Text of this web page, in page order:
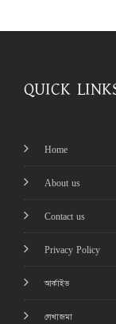
QUICK
Home
About us
Contact us
Privacy Policy
আর্কাইভ
লেখাজমা